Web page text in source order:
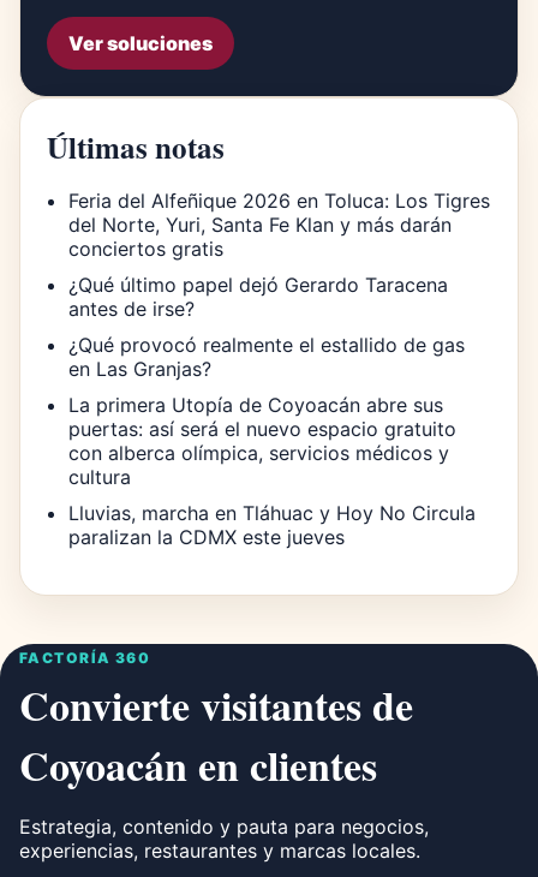
Ver soluciones
Últimas notas
Feria del Alfeñique 2026 en Toluca: Los Tigres
del Norte, Yuri, Santa Fe Klan y más darán
conciertos gratis
¿Qué último papel dejó Gerardo Taracena
antes de irse?
¿Qué provocó realmente el estallido de gas
en Las Granjas?
La primera Utopía de Coyoacán abre sus
puertas: así será el nuevo espacio gratuito
con alberca olímpica, servicios médicos y
cultura
Lluvias, marcha en Tláhuac y Hoy No Circula
paralizan la CDMX este jueves
FACTORÍA 360
Convierte visitantes de
Coyoacán en clientes
Estrategia, contenido y pauta para negocios,
experiencias, restaurantes y marcas locales.